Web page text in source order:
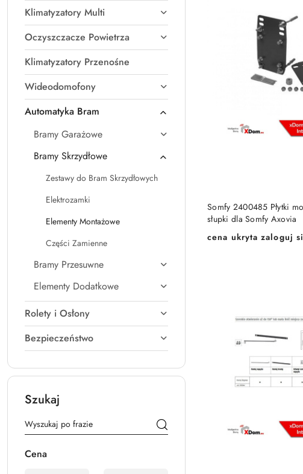
Klimatyzatory Multi
Oczyszczacze Powietrza
Klimatyzatory Przenośne
Wideodomofony
Automatyka Bram
Bramy Garażowe
Bramy Skrzydłowe
Zestawy do Bram Skrzydłowych
Elektrozamki
Elementy Montażowe
Części Zamienne
Bramy Przesuwne
Elementy Dodatkowe
Rolety i Osłony
Bezpieczeństwo
Szukaj
Cena
Somfy 2400485 Płytki
słupki dla Somfy Axovia
Cena:
cena ukryta zaloguj
DODAJ